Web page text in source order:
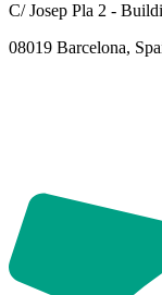
C/ Josep Pla 2 -
08019 Barcelona,